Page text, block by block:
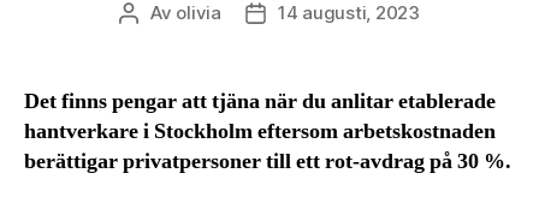
Inläggsförfattare
Av olivia Inläggsdatum
14 augusti, 2023
Det finns pengar att tjäna när du anlitar etablerade
hantverkare i Stockholm eftersom arbetskostnaden
berättigar privatpersoner till ett rot-avdrag på 30 %.